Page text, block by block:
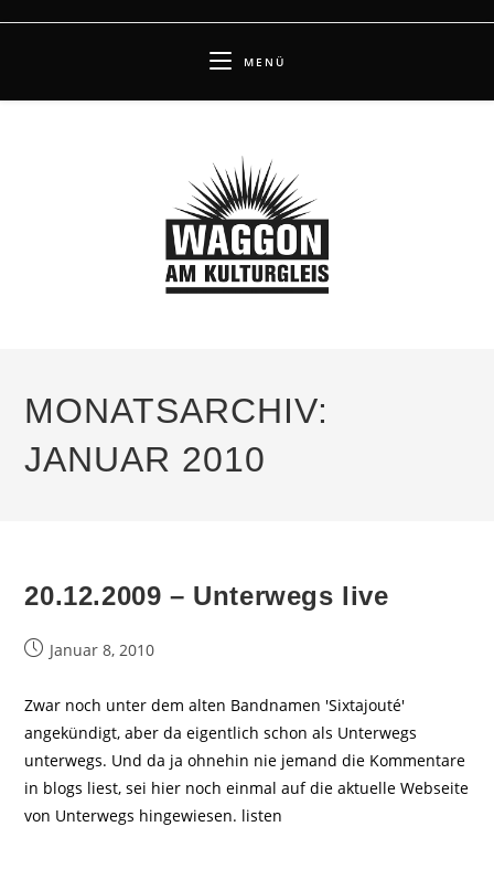
MENÜ
MONATSARCHIV:
JANUAR 2010
20.12.2009 – Unterwegs live
BeitragJanuar 8, 2010
Zwar noch unter dem alten Bandnamen 'Sixtajouté'
angekündigt, aber da eigentlich schon als Unterwegs
unterwegs. Und da ja ohnehin nie jemand die Kommentare
in blogs liest, sei hier noch einmal auf die aktuelle Webseite
von Unterwegs hingewiesen. listen